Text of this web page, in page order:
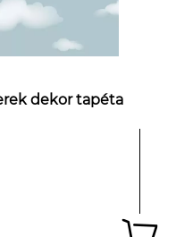
dekor tapéta